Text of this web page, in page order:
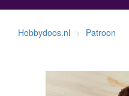
Hobbydoos.nl Patroon